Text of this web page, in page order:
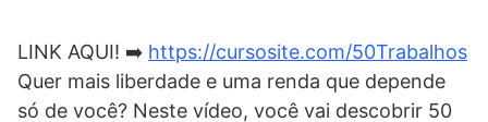
LINK AQUI! ➡️ https://cursosite.com/50Trabalhos
Quer mais liberdade e uma renda que depende
só de você? Neste vídeo, você vai descobrir 50